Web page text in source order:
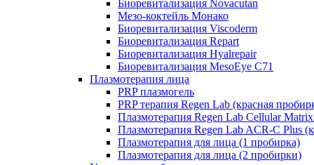
Биоревитализация Novacutan
Мезо-коктейль Монако
Биоревитализация Viscoderm
Биоревитализация Repart
Биоревитализация Hyalrepair
Биоревитализация MesoEye C71
Плазмотерапия лица
PRP плазмогель
PRP терапия Regen Lab (красная
Плазмотерапия Regen Lab Cellular
Плазмотерапия Regen Lab ACR-C Plus
Плазмотерапия для лица (1 пробирка)
Плазмотерапия для лица (2 пробирки)